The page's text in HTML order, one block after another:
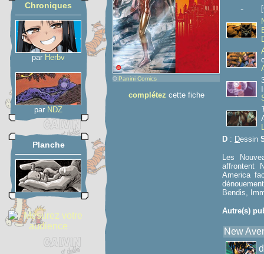
Chroniques
par Herbv
par NDZ
Planche
© Panini Comics
complétez cette fiche
-
D : Dessin
Les
affrontent
America
Bendis,
Autre(s)
New